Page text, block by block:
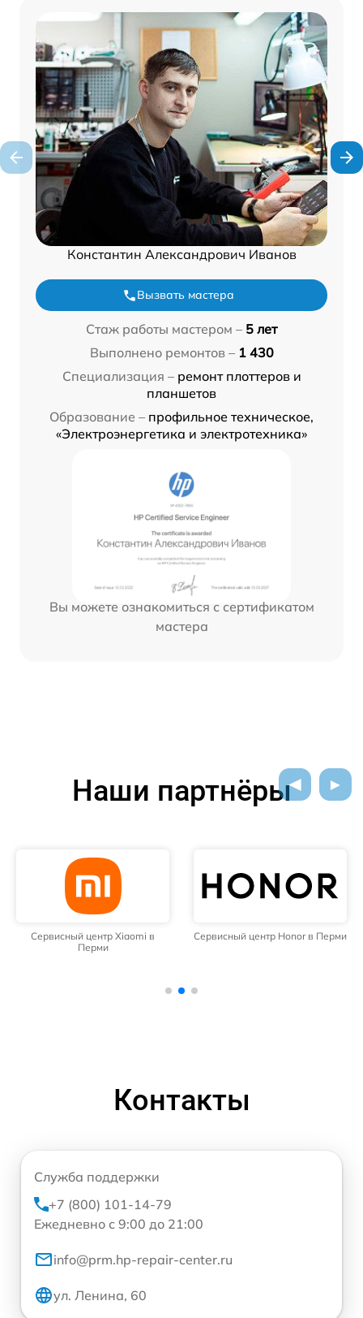
Константин Александрович Иванов
Вызвать мастера
Стаж работы мастером – 5 лет
Выполнено ремонтов – 1 430
Специализация – ремонт плоттеров и
планшетов
Образование – профильное техническое,
«Электроэнергетика и электротехника»
Вы можете ознакомиться с сертификатом
мастера
Наши партнёры
Сервисный центр Xiaomi в
Перми
Сервисный центр Honor в Перми
Контакты
Служба поддержки
+7 (800) 101-14-79
Ежедневно с 9:00 до 21:00
info@prm.hp-repair-center.ru
ул. Ленина, 60